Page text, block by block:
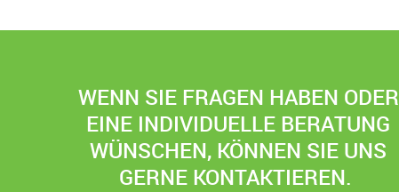
WENN SIE FRAGEN HABEN ODER
EINE INDIVIDUELLE BERATUNG
WÜNSCHEN, KÖNNEN SIE UNS
GERNE KONTAKTIEREN.